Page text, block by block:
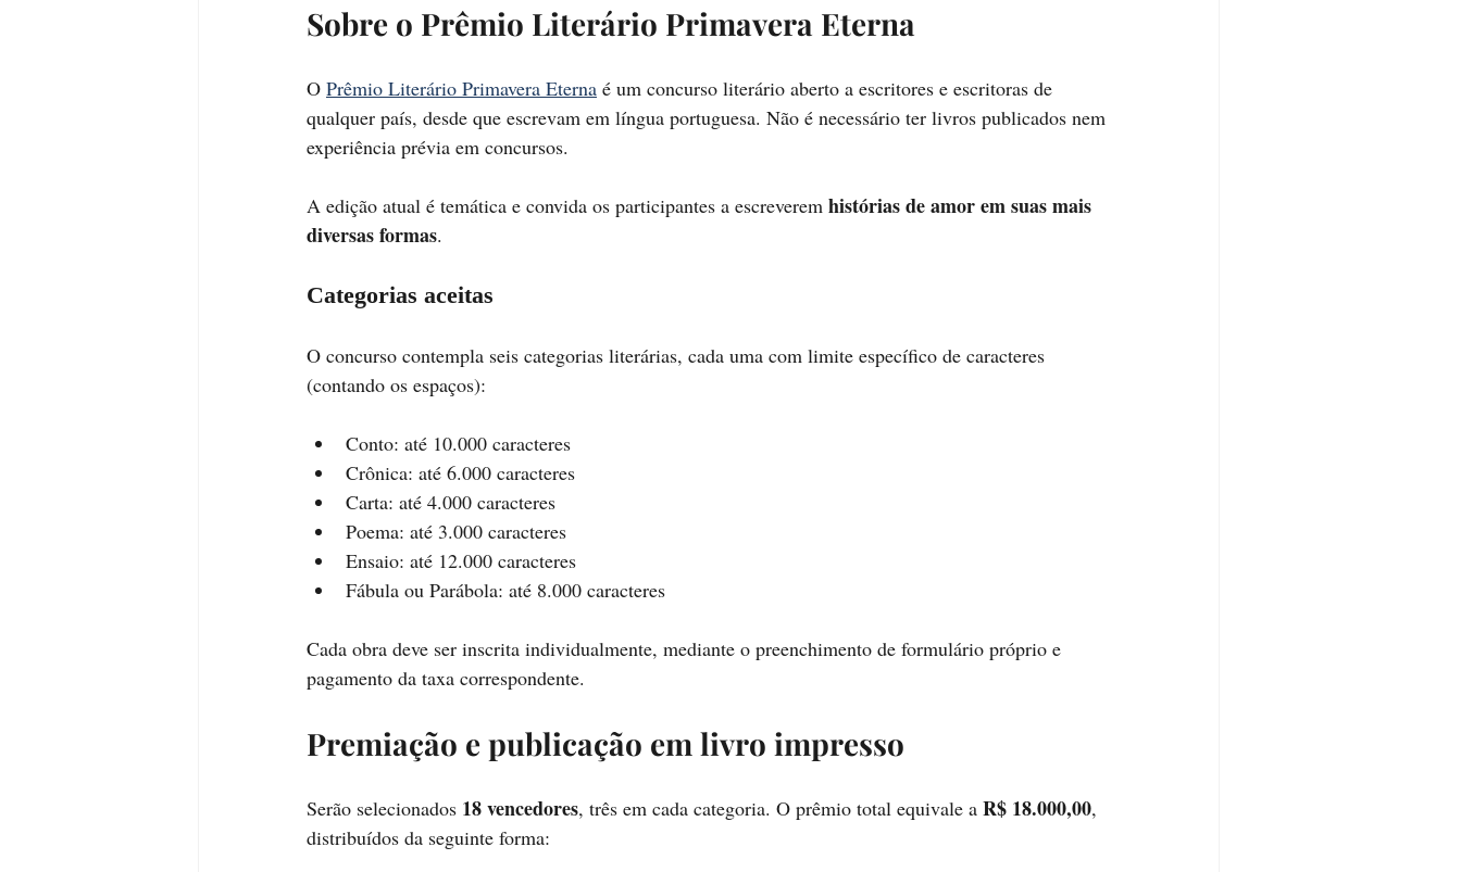
Sobre o Prêmio Literário Primavera Eterna
O Prêmio Literário Primavera Eterna é um concurso literário aberto a escritores e escritoras de
qualquer país, desde que escrevam em língua portuguesa. Não é necessário ter livros publicados nem
experiência prévia em concursos.
A edição atual é temática e convida os participantes a escreverem histórias de amor em suas mais
diversas formas.
Categorias aceitas
O concurso contempla seis categorias literárias, cada uma com limite específico de caracteres
(contando os espaços):
Conto: até 10.000 caracteres
Crônica: até 6.000 caracteres
Carta: até 4.000 caracteres
Poema: até 3.000 caracteres
Ensaio: até 12.000 caracteres
Fábula ou Parábola: até 8.000 caracteres
Cada obra deve ser inscrita individualmente, mediante o preenchimento de formulário próprio e
pagamento da taxa correspondente.
Premiação e publicação em livro impresso
Serão selecionados 18 vencedores, três em cada categoria. O prêmio total equivale a R$ 18.000,00,
distribuídos da seguinte forma: